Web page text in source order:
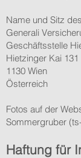
Name und Sitz
Generali
Geschäftsstelle
Hietzinger Kai 131
1130 Wien
Österreich
Fotos auf der
Sommergruber
Haftung für